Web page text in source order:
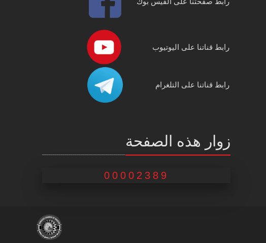
رابط قناتنا على اليوتيوب
رابط قناتنا على التلغرام
زوار هذه الصفحة
00002389